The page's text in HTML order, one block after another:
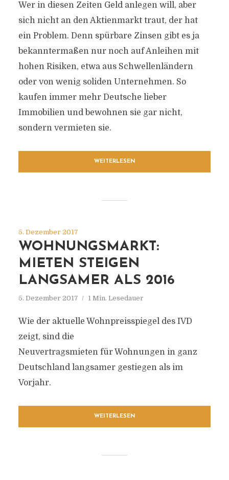
Wer in diesen Zeiten Geld anlegen will, aber
sich nicht an den Aktienmarkt traut, der hat
ein Problem. Denn spürbare Zinsen gibt es ja
bekanntermaßen nur noch auf Anleihen mit
hohen Risiken, etwa aus Schwellenländern
oder von wenig soliden Unternehmen. So
kaufen immer mehr Deutsche lieber
Immobilien und bewohnen sie gar nicht,
sondern vermieten sie.
WEITERLESEN
5. Dezember 2017
WOHNUNGSMARKT:
MIETEN STEIGEN
LANGSAMER ALS 2016
5. Dezember 2017 1 Min. Lesedauer
Wie der aktuelle Wohnpreisspiegel des IVD
zeigt, sind die
Neuvertragsmieten für Wohnungen in ganz
Deutschland langsamer gestiegen als im
Vorjahr.
WEITERLESEN